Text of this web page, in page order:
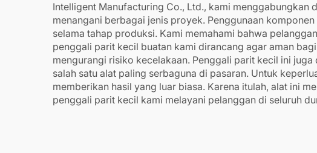
Intelligent Manufacturing Co., Ltd., kami
menangani berbagai jenis proyek. Penggunaan
selama tahap produksi. Kami memahami bahwa
penggali parit kecil buatan kami dirancang agar aman
mengurangi risiko kecelakaan. Penggali parit kecil ini
salah satu alat paling serbaguna di pasaran. Untuk
memberikan hasil yang luar biasa. Karena itulah, alat ini
penggali parit kecil kami melayani pelanggan di seluruh